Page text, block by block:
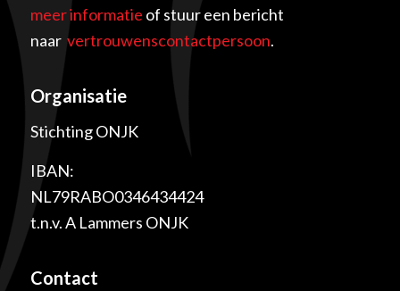
meer informatie of stuur een bericht
naar vertrouwenscontactpersoon.
Organisatie
Stichting ONJK
IBAN:
NL79RABO0346434424
t.n.v. A Lammers ONJK
Contact